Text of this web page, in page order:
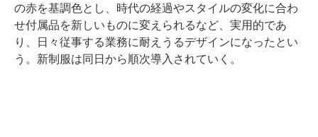
の赤を基調色とし、時代の経過やスタイルの変化に合わ
せ付属品を新しいものに変えられるなど、実用的であ
り、日々従事する業務に耐えうるデザインになったとい
う。新制服は同日から順次導入されていく。